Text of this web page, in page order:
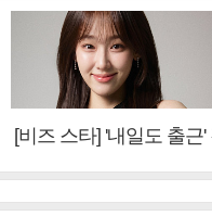
[비즈 스타] '내일도 출근'